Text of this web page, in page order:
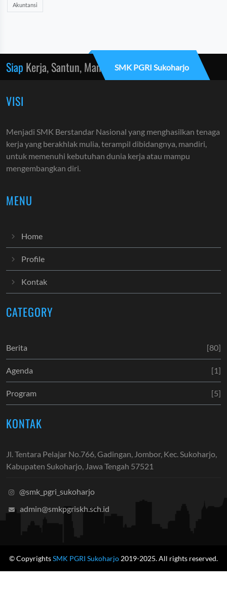
Akuntansi
Siap Kerja, Santun, MandiriSMK PGRI Sukoharjo
VISI
Menjadi SMK Berstandar Nasional yang menghasilkan tenaga
kerja yang berakhlak mulia, terampil dibidangnya, mandiri,
untuk memenuhi kebutuhan dunia kerja atau mampu
mengembangkan diri.
MENU
Home
Profile
Kontak
CATEGORY
Berita [80]
Agenda [1]
Program [5]
KONTAK
Jl. Tentara Pelajar No.766, Gadingan, Jombor, Kec. Sukoharjo,
Kabupaten Sukoharjo, Jawa Tengah 57521
@smk_pgri_sukoharjo
admin@smkpgriskh.sch.id
© CopyrightsSMK PGRI Sukoharjo 2019-2025. All rights reserved.